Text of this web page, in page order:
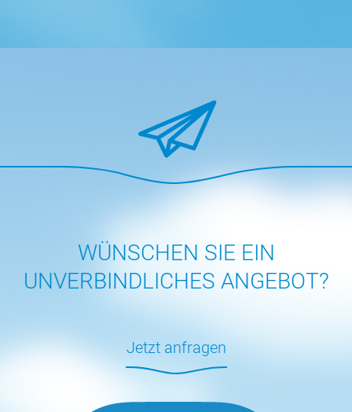
WÜNSCHEN SIE EIN
UNVERBINDLICHES ANGEBOT?
Jetzt anfragen